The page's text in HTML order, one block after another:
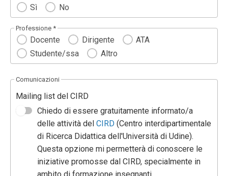
Sì No
Professione *
Docente Dirigente
ATA
Studente/ssa
Altro
Comunicazioni
Mailing list del CIRD
Chiedo di essere gratuitamente informato/a
delle attività delCIRD (Centro interdipartimentale
di Ricerca Didattica dell'Università di Udine).
Questa opzione mi permetterà di conoscere le
iniziative promosse dal CIRD, specialmente in